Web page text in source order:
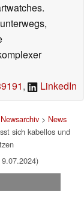
, LinkedIn
Newsarchiv> News
sich kabellos und